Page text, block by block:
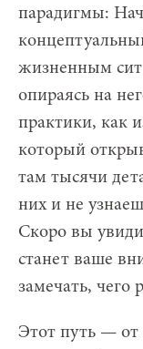
парадигмы:
жизненным
опираясь на
практики, как
который
там тысячи
них и не
Скоро вы
станет ваше
замечать, чего
Этот путь — от